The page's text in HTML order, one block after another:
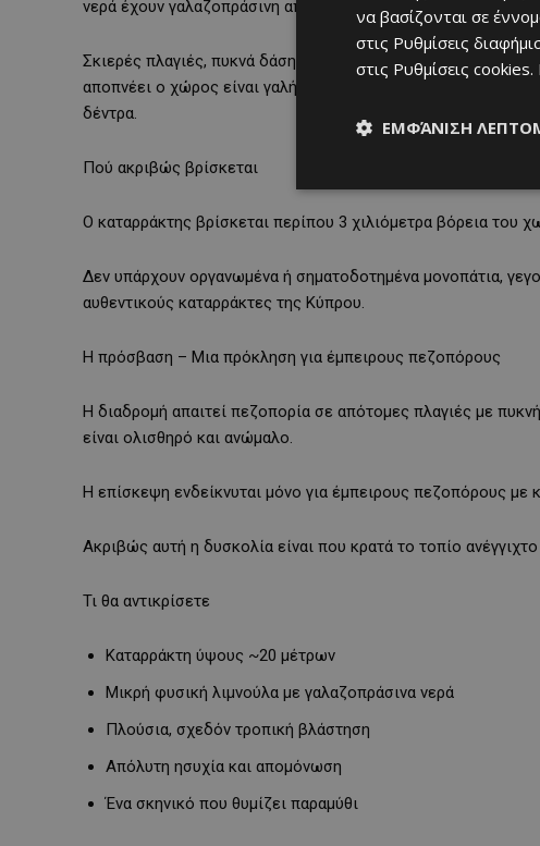
νερά έχουν γαλαζοπράσινη απόχρωση, ενώ η περιοχή γύρω
Σκιερές πλαγιές, πυκνά δάση από πλατάνια, δρυς και
αποπνέει ο χώρος είναι γαλήνια, σχεδόν μυσταγωγική — σαν
δέντρα.
Πού ακριβώς βρίσκεται
Ο καταρράκτης βρίσκεται περίπου 3 χιλιόμετρα βόρεια του
Δεν υπάρχουν οργανωμένα ή σηματοδοτημένα μονοπάτια,
αυθεντικούς καταρράκτες της Κύπρου.
Η πρόσβαση – Μια πρόκληση για έμπειρους πεζοπόρους
Η διαδρομή απαιτεί πεζοπορία σε απότομες πλαγιές με
είναι ολισθηρό και ανώμαλο.
Η επίσκεψη ενδείκνυται μόνο για έμπειρους πεζοπόρους
Ακριβώς αυτή η δυσκολία είναι που κρατά το τοπίο ανέγγιχτο
Τι θα αντικρίσετε
Καταρράκτη ύψους ~20 μέτρων
Μικρή φυσική λιμνούλα με γαλαζοπράσινα νερά
Πλούσια, σχεδόν τροπική βλάστηση
Απόλυτη ησυχία και απομόνωση
Ένα σκηνικό που θυμίζει παραμύθι
να βασίζονται σε
στις Ρυθμίσεις
στις Ρυθμίσεις cookies.
ΕΜΦΆΝΙΣΗ